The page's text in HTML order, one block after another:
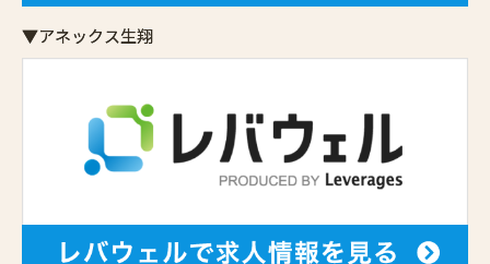
▼アネックス生翔